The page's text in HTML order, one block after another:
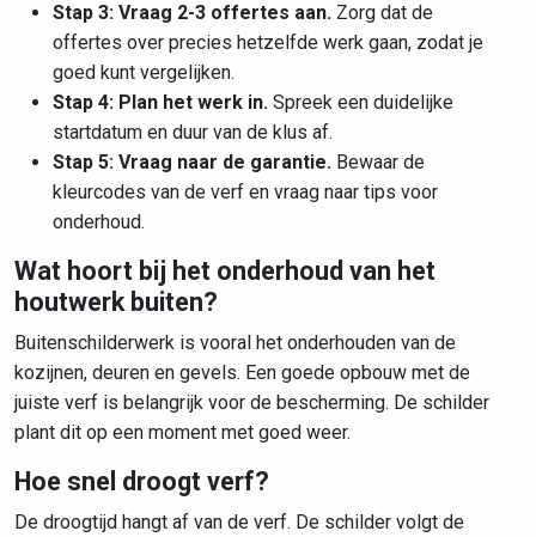
Stap 3: Vraag 2-3 offertes aan. Zorg dat de
offertes over precies hetzelfde werk gaan, zodat je
goed kunt vergelijken.
Stap 4: Plan het werk in. Spreek een duidelijke
startdatum en duur van de klus af.
Stap 5: Vraag naar de garantie. Bewaar de
kleurcodes van de verf en vraag naar tips voor
onderhoud.
Wat hoort bij het onderhoud van het
houtwerk buiten?
Buitenschilderwerk is vooral het onderhouden van de
kozijnen, deuren en gevels. Een goede opbouw met de
juiste verf is belangrijk voor de bescherming. De schilder
plant dit op een moment met goed weer.
Hoe snel droogt verf?
De droogtijd hangt af van de verf. De schilder volgt de